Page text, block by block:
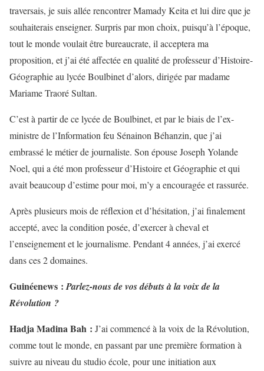
traversais, je suis allée rencontrer Mamady Keita et lui dire que je
souhaiterais enseigner. Surpris par mon choix, puisqu’à l’époque,
tout le monde voulait être bureaucrate, il acceptera ma
proposition, et j’ai été affectée en qualité de professeur d’Histoire-
Géographie au lycée Boulbinet d’alors, dirigée par madame
Mariame Traoré Sultan.
C’est à partir de ce lycée de Boulbinet, et par le biais de l’ex-
ministre de l’Information feu Sénainon Béhanzin, que j’ai
embrassé le métier de journaliste. Son épouse Joseph Yolande
Noel, qui a été mon professeur d’Histoire et Géographie et qui
avait beaucoup d’estime pour moi, m’y a encouragée et rassurée.
Après plusieurs mois de réflexion et d’hésitation, j’ai finalement
accepté, avec la condition posée, d’exercer à cheval et
l’enseignement et le journalisme. Pendant 4 années, j’ai exercé
dans ces 2 domaines.
Guinéenews :Parlez-nous de vos débuts à la voix de la
Révolution ?
Hadja Madina Bah : J’ai commencé à la voix de la Révolution,
comme tout le monde, en passant par une première formation à
suivre au niveau du studio école, pour une initiation aux